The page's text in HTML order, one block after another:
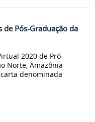
Pós-Graduação da
2020 de Pró-
Norte, Amazônia
denominada